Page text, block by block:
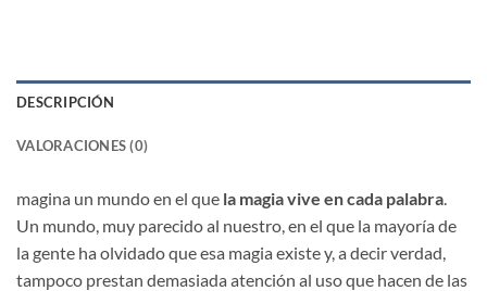
DESCRIPCIÓN
VALORACIONES (0)
magina un mundo en el que la magia vive en cada palabra.
Un mundo, muy parecido al nuestro, en el que la mayoría de
la gente ha olvidado que esa magia existe y, a decir verdad,
tampoco prestan demasiada atención al uso que hacen de las